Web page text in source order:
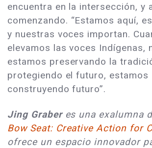
encuentra en la intersección, y
comenzando. “Estamos aquí,
y nuestras voces importan.
elevamos las voces Indígenas,
estamos preservando la
protegiendo el futuro, estamos
construyendo futuro”.
Jing Graberes una exalumna
Bow Seat: Creative Action for
ofrece un espacio innovador